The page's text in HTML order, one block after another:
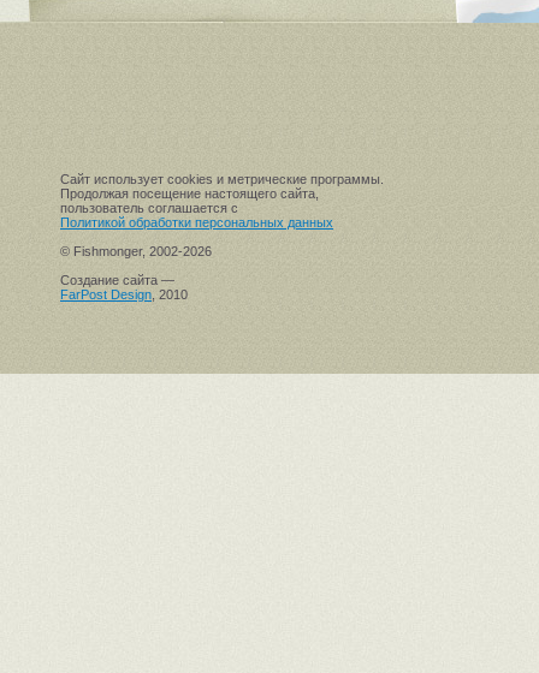
Сайт использует cookies и метрические программы.
Продолжая посещение настоящего сайта,
пользователь соглашается с
Политикой обработки персональных данных
© Fishmonger, 2002-2026
Создание сайта —
FarPost Design , 2010